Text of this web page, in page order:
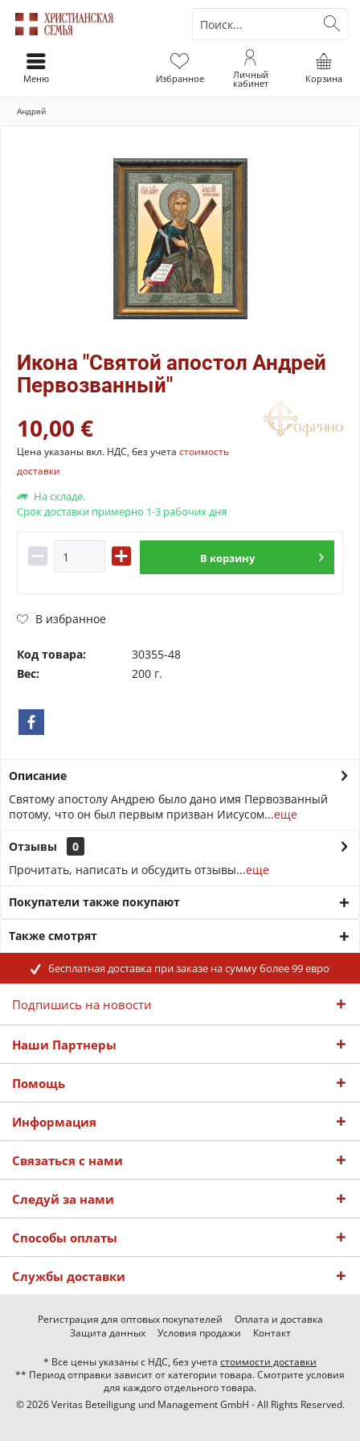
Корзина
Избранное Личный
кабинет
Меню
Андрей
Икона "Святой апостол Андрей
Первозванный"
10,00 €
Цена указаны вкл. НДС, без учета стоимость
доставки
На складе.
Срок доставки примерно 1-3 рабочих дня
В корзину
В избранное
Код товара:
30355-48
Вес:
200 г.
Описание
Святому апостолу Андрею было дано имя Первозванный
потому, что он был первым призван Иисусом...еще
Отзывы
0
Прочитать, написать и обсудить отзывы...еще
Покупатели также покупают
Также смотрят
бесплатная доставка при заказе на сумму более 99 евро
Подпишись на новости
Наши Партнеры
Помощь
Информация
Связаться с нами
Следуй за нами
Способы оплаты
Службы доставки
Регистрация для оптовых покупателей
Оплата и доставка
Защита данных
Условия продажи Контакт
* Все цены указаны с НДС, без учета стоимости доставки
** Период отправки зависит от категории товара. Смотрите условия
для каждого отдельного товара.
© 2026 Veritas Beteiligung und Management GmbH - All Rights Reserved.